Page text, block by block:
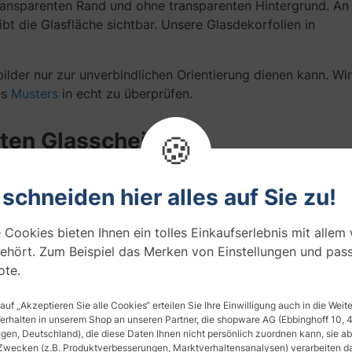
Rand und ohne transparenten Hintergrund.
die Glasfläche sichtbar. Unsere Glasdekorfolien in
nur zur unverbindlichen Orientierung dienen kann. Wir
Musters in echt zu überprüfen.
Glasscheibe
und das Dekor lässt sich schadenlos vom Glas
Glasdekorfolien sehr edel aussehen.
Falten.
erleichtert das Reinigen mit handelsüblichen
Basisfolie zum Glasdekor mitzubestellen – z. B. für
🍪
hier alles auf Sie zu!
Cookies bieten Ihnen ein tolles Einkaufserlebnis mit allem
Zum Beispiel das Merken von Einstellungen und
„Akzeptieren Sie alle Cookies“ erteilen Sie Ihre Einwilligung auch in die
in unserem Shop an unseren Partner, die shopware AG (Ebbinghoff 10,
Deutschland), die diese Daten Ihnen nicht persönlich zuordnen kann, sie
(z.B. Produktverbesserungen, Marktverhaltensanalysen) verarbeiten